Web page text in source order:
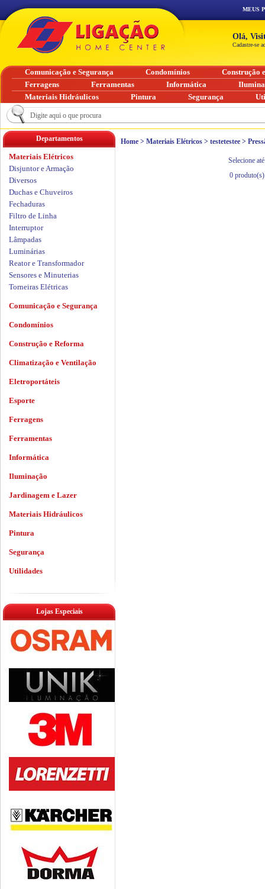
Home > Materiais Elétricos > testetestee >
Selecione
0produto(s)
Departamentos
Materiais Elétricos
Disjuntor e Armação
Diversos
Duchas e Chuveiros
Fechaduras
Filtro de Linha
Interruptor
Lâmpadas
Luminárias
Reator e Transformador
Sensores e Minuterias
Torneiras Elétricas
Comunicação e Segurança
Condomínios
Construção e Reforma
Climatização e Ventilação
Eletroportáteis
Esporte
Ferragens
Ferramentas
Informática
Iluminação
Jardinagem e Lazer
Materiais Hidráulicos
Pintura
Segurança
Utilidades
Lojas Especiais
MEUS
Olá,
Cadastre-se
Comunicação e Segurança Condomínios
Construção
Ferragens
Ferramentas Informática
Materiais Hidráulicos
Pintura Segurança